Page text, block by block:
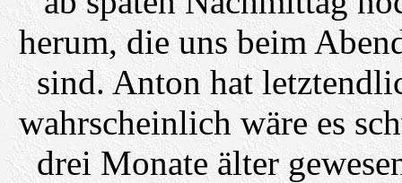
herum, die uns beim
sind. Anton hat
wahrscheinlich wäre es
drei Monate älter